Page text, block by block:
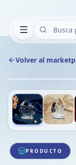
Volver al
1/3
PRODUCTO